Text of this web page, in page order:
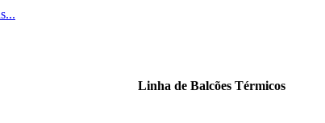
Linha de Balcões Térmicos